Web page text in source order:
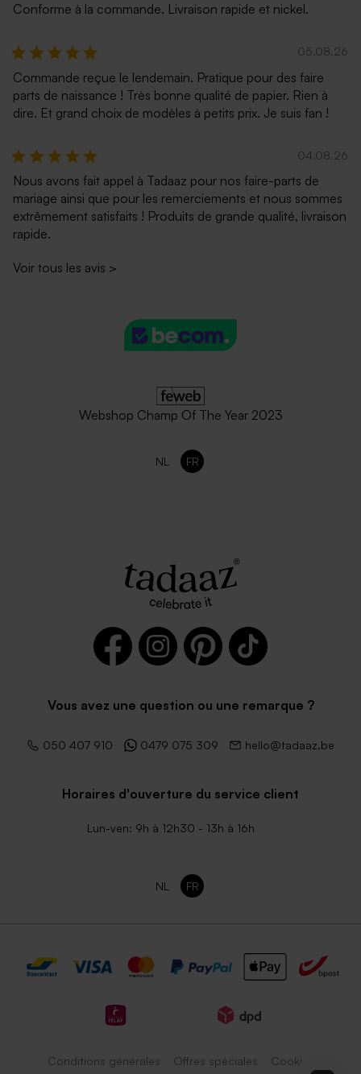
Conforme à la commande. Livraison rapide et nickel.
05.08.26
Commande reçue le lendemain. Pratique pour des faire
parts de naissance ! Très bonne qualité de papier. Rien à
dire. Et grand choix de modèles à petits prix. Je suis fan !
04.08.26
Nous avons fait appel à Tadaaz pour nos faire-parts de
mariage ainsi que pour les remerciements et nous sommes
extrêmement satisfaits ! Produits de grande qualité, livraison
rapide.
Voir tous les avis >
Webshop Champ Of The Year 2023
NL FR
Vous avez une question ou une remarque ?
050 407 910 0479 075 309 hello@tadaaz.be
Horaires d'ouverture du service client
Lun-ven: 9h à 12h30 - 13h à 16h
NL FR
Conditions générales Offres spéciales Cookies